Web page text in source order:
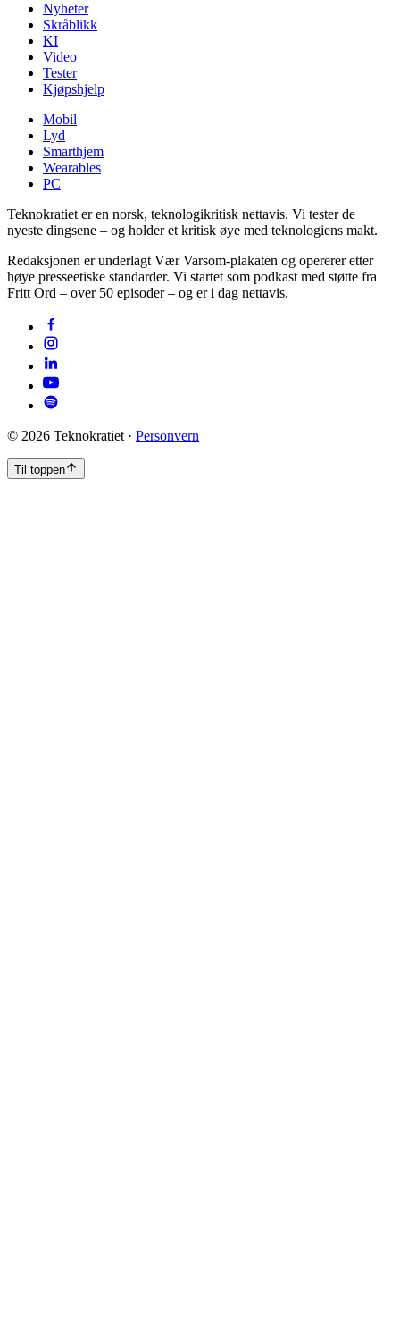
Nyheter
Skråblikk
KI
Video
Tester
Kjøpshjelp
Mobil
Lyd
Smarthjem
Wearables
PC
Teknokratiet er en norsk, teknologikritisk nettavis. Vi tester de
nyeste dingsene – og holder et kritisk øye med teknologiens makt.
Redaksjonen er underlagt Vær Varsom-plakaten og opererer etter
høye presseetiske standarder. Vi startet som podkast med støtte fra
Fritt Ord – over 50 episoder – og er i dag nettavis.
© 2026 Teknokratiet · Personvern
Til toppen